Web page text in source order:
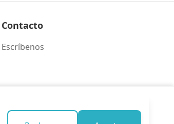
Contacto
Escríbenos